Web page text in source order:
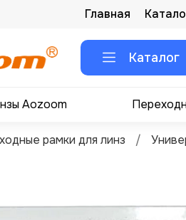
Главная
Каталог
Aozoom
рамки для линз